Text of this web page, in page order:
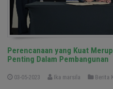
Perencanaan yang Kuat
Penting Dalam Pembangunan
03-05-2023 Ika marsila Berita